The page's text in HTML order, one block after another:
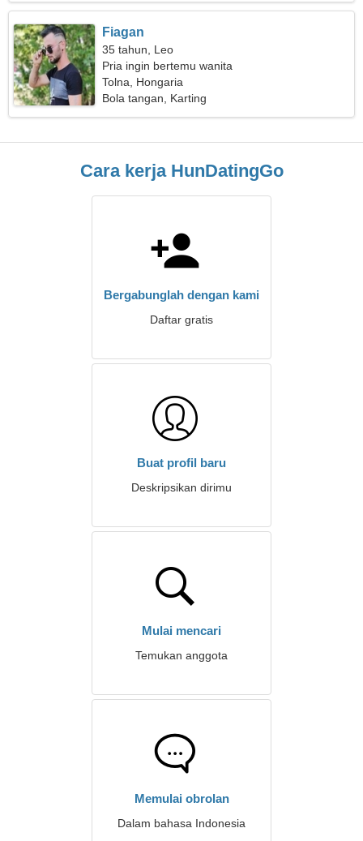
Fiagan
35 tahun, Leo
Pria ingin bertemu wanita
Tolna, Hongaria
Bola tangan, Karting
Cara kerja HunDatingGo
Bergabunglah dengan kami
Daftar gratis
Buat profil baru
Deskripsikan dirimu
Mulai mencari
Temukan anggota
Memulai obrolan
Dalam bahasa Indonesia